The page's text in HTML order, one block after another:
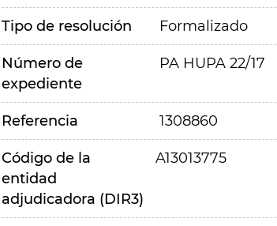
Tipo de resolución Formalizado
Número de
expediente
PA HUPA 22/17
Referencia 1308860
Código de la
entidad
adjudicadora (DIR3)
A13013775